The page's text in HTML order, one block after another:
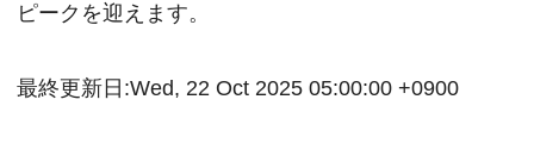
ピークを迎えます。
最終更新日:Wed, 22 Oct 2025 05:00:00 +0900